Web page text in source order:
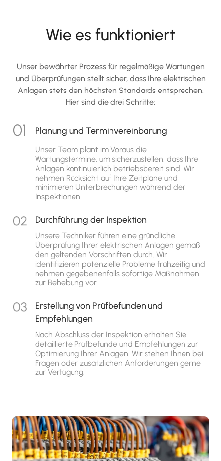
Wie es funktioniert
Unser bewährter Prozess für regelmäßige Wartungen
und Überprüfungen stellt sicher, dass Ihre elektrischen
Anlagen stets den höchsten Standards entsprechen.
Hier sind die drei Schritte:
Planung und Terminvereinbarung
Unser Team plant im Voraus die
Wartungstermine, um sicherzustellen, dass Ihre
Anlagen kontinuierlich betriebsbereit sind. Wir
nehmen Rücksicht auf Ihre Zeitpläne und
minimieren Unterbrechungen während der
Inspektionen.
Durchführung der Inspektion
Unsere Techniker führen eine gründliche
Überprüfung Ihrer elektrischen Anlagen gemäß
den geltenden Vorschriften durch. Wir
identifizieren potenzielle Probleme frühzeitig und
nehmen gegebenenfalls sofortige Maßnahmen
zur Behebung vor.
Erstellung von Prüfbefunden und
Empfehlungen
Nach Abschluss der Inspektion erhalten Sie
detaillierte Prüfbefunde und Empfehlungen zur
Optimierung Ihrer Anlagen. Wir stehen Ihnen bei
Fragen oder zusätzlichen Anforderungen gerne
zur Verfügung.